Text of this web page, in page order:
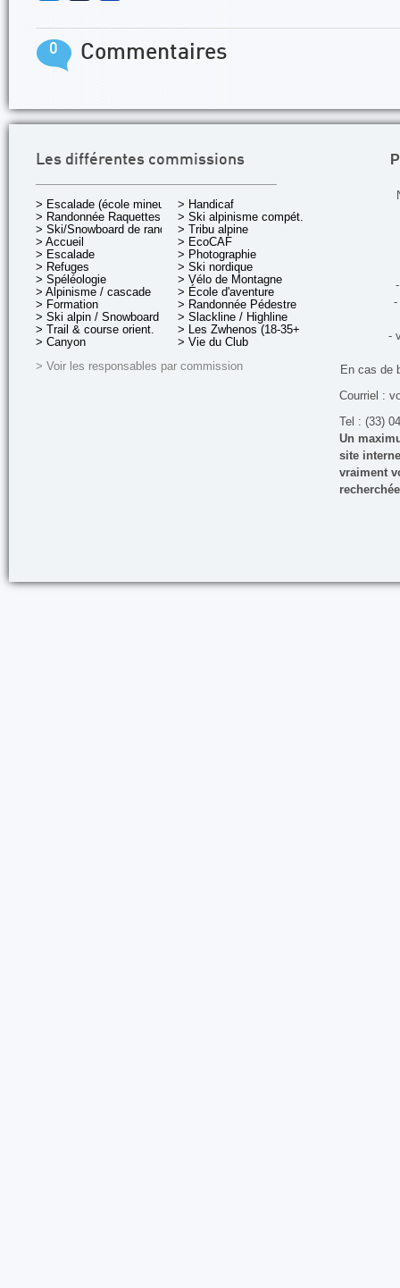
0 Commentaires
Les différentes commissions
> Escalade (école mineurs)
> Randonnée Raquettes
> Ski/Snowboard de rando.
> Accueil
> Escalade
> Refuges
> Spéléologie
> Alpinisme / cascade
> Formation
> Ski alpin / Snowboard
> Trail & course orient.
> Canyon
> Handicaf
> Ski alpinisme compét.
> Tribu alpine
> EcoCAF
> Photographie
> Ski nordique
> Vélo de Montagne
> École d'aventure
> Randonnée Pédestre
> Slackline / Highline
> Les Zwhenos (18-35+ ans)
> Vie du Club
> Voir les responsables par commission
-
-
En cas de
Courriel :
Tel : (33)
Un
site
vraiment